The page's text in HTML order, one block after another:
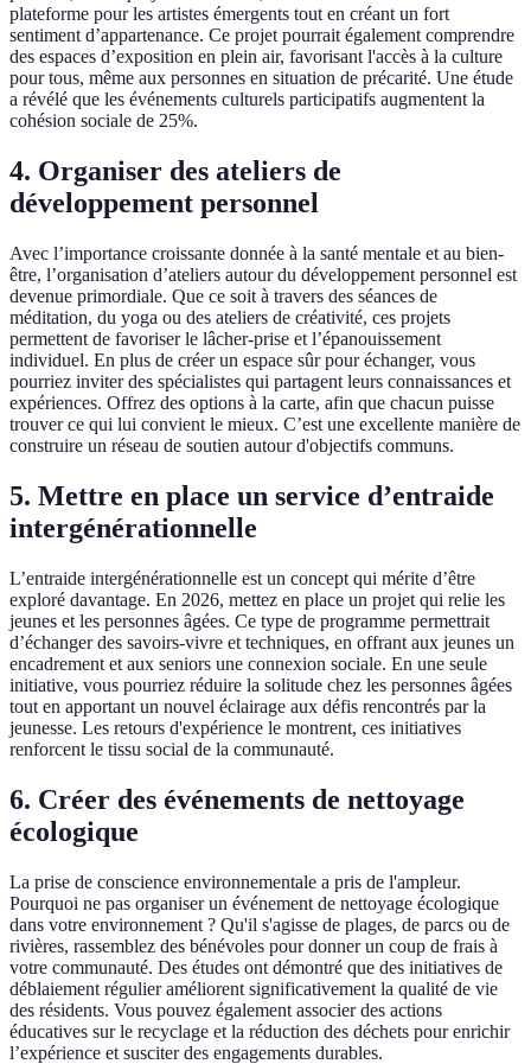
plateforme pour les artistes émergents tout en créant un fort
sentiment d’appartenance. Ce projet pourrait également comprendre
des espaces d’exposition en plein air, favorisant l'accès à la culture
pour tous, même aux personnes en situation de précarité. Une étude
a révélé que les événements culturels participatifs augmentent la
cohésion sociale de 25%.
4. Organiser des ateliers de
développement personnel
Avec l’importance croissante donnée à la santé mentale et au bien-
être, l’organisation d’ateliers autour du développement personnel est
devenue primordiale. Que ce soit à travers des séances de
méditation, du yoga ou des ateliers de créativité, ces projets
permettent de favoriser le lâcher-prise et l’épanouissement
individuel. En plus de créer un espace sûr pour échanger, vous
pourriez inviter des spécialistes qui partagent leurs connaissances et
expériences. Offrez des options à la carte, afin que chacun puisse
trouver ce qui lui convient le mieux. C’est une excellente manière de
construire un réseau de soutien autour d'objectifs communs.
5. Mettre en place un service d’entraide
intergénérationnelle
L’entraide intergénérationnelle est un concept qui mérite d’être
exploré davantage. En 2026, mettez en place un projet qui relie les
jeunes et les personnes âgées. Ce type de programme permettrait
d’échanger des savoirs-vivre et techniques, en offrant aux jeunes un
encadrement et aux seniors une connexion sociale. En une seule
initiative, vous pourriez réduire la solitude chez les personnes âgées
tout en apportant un nouvel éclairage aux défis rencontrés par la
jeunesse. Les retours d'expérience le montrent, ces initiatives
renforcent le tissu social de la communauté.
6. Créer des événements de nettoyage
écologique
La prise de conscience environnementale a pris de l'ampleur.
Pourquoi ne pas organiser un événement de nettoyage écologique
dans votre environnement ? Qu'il s'agisse de plages, de parcs ou de
rivières, rassemblez des bénévoles pour donner un coup de frais à
votre communauté. Des études ont démontré que des initiatives de
déblaiement régulier améliorent significativement la qualité de vie
des résidents. Vous pouvez également associer des actions
éducatives sur le recyclage et la réduction des déchets pour enrichir
l’expérience et susciter des engagements durables.